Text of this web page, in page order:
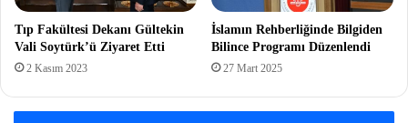
Tıp Fakültesi Dekanı Gültekin
Vali Soytürk’ü Ziyaret Etti
2 Kasım 2023
İslamın Rehberliğinde Bilgiden
Bilince Programı Düzenlendi
27 Mart 2025